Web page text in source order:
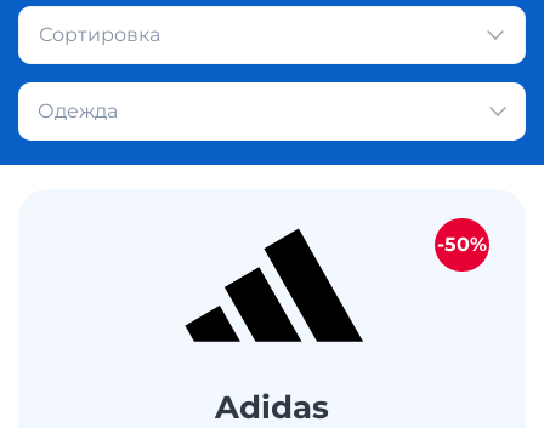
Сортировка
Одежда
Adidas
-50%